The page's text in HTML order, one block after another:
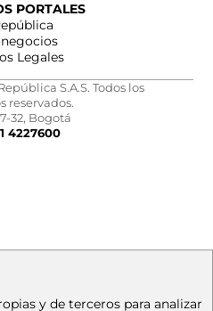
PORTALES
Legales
S.A.S. Todos los
reservados.
32, Bogotá
4227600
y de terceros para analizar